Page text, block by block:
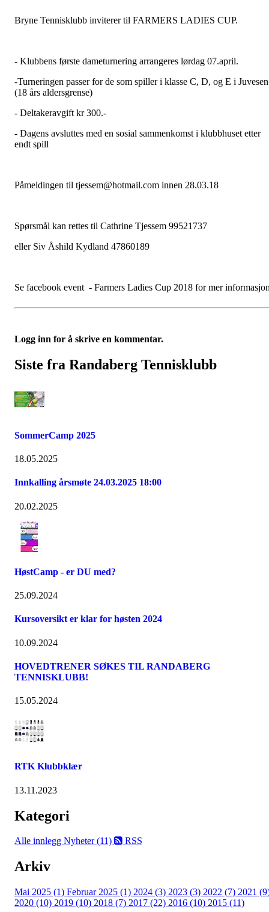
Bryne Tennisklubb inviterer til FARMERS LADIES CUP.
- Klubbens første dameturnering arrangeres lørdag 07.april.
-Turneringen passer for de som spiller i klasse C, D, og E i Juvesen
(18 års aldersgrense)
- Deltakeravgift kr 300.-
- Dagens avsluttes med en sosial sammenkomst i klubbhuset etter
endt spill
Påmeldingen til tjessem@hotmail.com innen 28.03.18
Spørsmål kan rettes til Cathrine Tjessem 99521737
eller Siv Åshild Kydland 47860189
Se facebook event - Farmers Ladies Cup 2018 for mer
Logg inn for å skrive en kommentar.
Siste fra Randaberg Tennisklubb
SommerCamp 2025
18.05.2025
Innkalling årsmøte 24.03.2025 18:00
20.02.2025
HøstCamp - er DU med?
25.09.2024
Kursoversikt er klar for høsten 2024
10.09.2024
HOVEDTRENER SØKES TIL RANDABERG
TENNISKLUBB!
15.05.2024
RTK Klubbklær
13.11.2023
Kategori
Alle innlegg Nyheter (11) RSS
Arkiv
Mai 2025 (1) Februar 2025 (1) 2024 (3) 2023 (3) 2022 (7) 2021
2020 (10) 2019 (10) 2018 (7) 2017 (22) 2016 (10) 2015 (11)